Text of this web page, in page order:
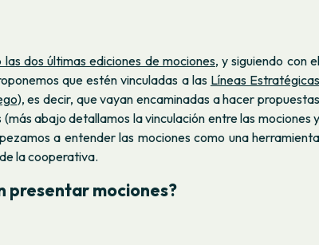
las dos últimas ediciones de mociones, y siguiendo con el
que estén vinculadas a las Líneas Estratégicas
), es decir, que vayan encaminadas a hacer propuestas
abajo detallamos la vinculación entre las mociones y
a entender las mociones como una herramienta
la cooperativa.
presentar mociones?